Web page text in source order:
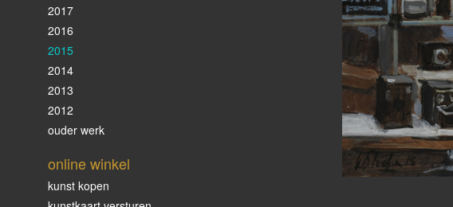
2017
2016
2015
2014
2013
2012
ouder werk
online winkel
kunst kopen